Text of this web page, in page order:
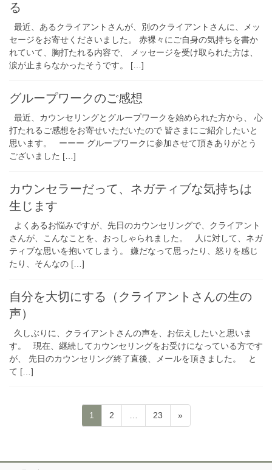
る
最近、あるクライアントさんが、別のクライアントさんに、メッ
セージをお寄せくださいました。 赤裸々にご自身の気持ちを書か
れていて、胸打たれる内容で、 メッセージを受け取られた方は、
涙が止まらなかったそうです。 […]
グループワークのご感想
最近、カウンセリングとグループワークを始められた方から、 心
打たれるご感想をお寄せいただいたので 皆さまにご紹介したいと
思います。 ーーー グループワークに参加させて頂きありがとう
ございました […]
カウンセラーだって、ネガティブな気持ちは
生じます
よくあるお悩みですが、先日のカウンセリングで、クライアント
さんが、こんなことを、おっしゃられました。 人に対して、ネガ
ティブな思いを抱いてしまう。 嫌だなって思ったり、怒りを感じ
たり、そんなの […]
自分を大切にする（クライアントさんの生の
声）
久しぶりに、クライアントさんの声を、お伝えしたいと思いま
す。 現在、継続してカウンセリングをお受けになっている方です
が、 先日のカウンセリング終了直後、メールを頂きました。 と
て […]
ペ
固
定
1
固
定
2
固
定
23 »